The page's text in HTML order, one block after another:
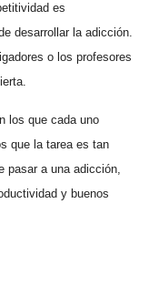
es
desarrollar la adicción.
o los profesores
los que cada uno
que la tarea es tan
pasar a una adicción,
y buenos